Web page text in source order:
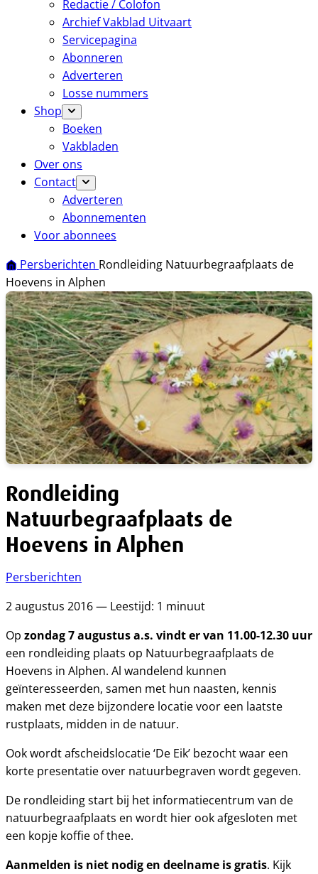
Redactie / Colofon
Archief Vakblad Uitvaart
Servicepagina
Abonneren
Adverteren
Losse nummers
Shop
Boeken
Vakbladen
Over ons
Contact
Adverteren
Abonnementen
Voor abonnees
Persberichten Rondleiding Natuurbegraafplaats de
Hoevens in Alphen
Rondleiding
Natuurbegraafplaats de
Hoevens in Alphen
Persberichten
2 augustus 2016 — Leestijd: 1 minuut
Op zondag 7 augustus a.s. vindt er van 11.00-12.30 uur
een rondleiding plaats op Natuurbegraafplaats de
Hoevens in Alphen. Al wandelend kunnen
geïnteresseerden, samen met hun naasten, kennis
maken met deze bijzondere locatie voor een laatste
rustplaats, midden in de natuur.
Ook wordt afscheidslocatie ‘De Eik’ bezocht waar een
korte presentatie over natuurbegraven wordt gegeven.
De rondleiding start bij het informatiecentrum van de
natuurbegraafplaats en wordt hier ook afgesloten met
een kopje koffie of thee.
Aanmelden is niet nodig en deelname is gratis. Kijk